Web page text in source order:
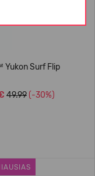
Yukon Surf Flip
49.99 (-30%)